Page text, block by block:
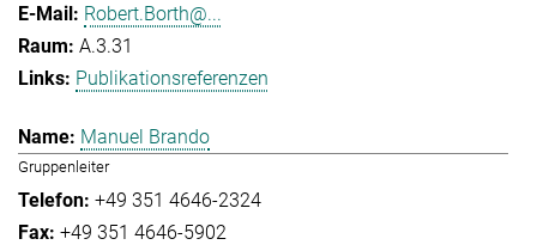
Robert.Borth@...
A.3.31
Publikationsreferenzen
Manuel Brando
Gruppenleiter
+49 351 4646-2324
+49 351 4646-5902